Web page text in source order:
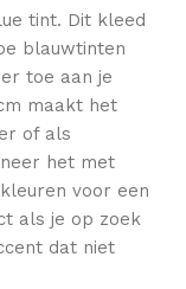
tint. Dit kleed
blauwtinten
toe aan je
maakt het
of als
het met
voor een
als je op zoek
dat niet